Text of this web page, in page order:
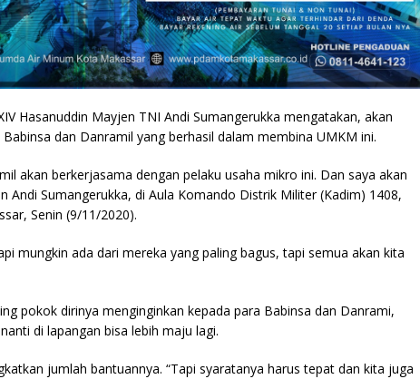
Hasanuddin Mayjen TNI Andi Sumangerukka mengatakan, akan
dan Danramil yang berhasil dalam membina UMKM ini.
akan berkerjasama dengan pelaku usaha mikro ini. Dan saya akan
Andi Sumangerukka, di Aula Komando Distrik Militer (Kadim) 1408,
Senin (9/11/2020).
mungkin ada dari mereka yang paling bagus, tapi semua akan kita
pokok dirinya menginginkan kepada para Babinsa dan Danrami,
di lapangan bisa lebih maju lagi.
jumlah bantuannya. “Tapi syaratanya harus tepat dan kita juga